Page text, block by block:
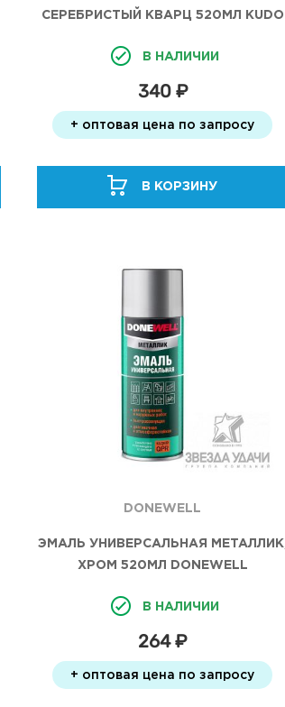
СЕРЕБРИСТЫЙ КВАРЦ 520МЛ KUDO
В НАЛИЧИИ
340 ₽
+ оптовая цена по запросу
В КОРЗИНУ
DONEWELL
ЭМАЛЬ УНИВЕРСАЛЬНАЯ МЕТАЛЛИК,
ХРОМ 520МЛ DONEWELL
В НАЛИЧИИ
264 ₽
+ оптовая цена по запросу